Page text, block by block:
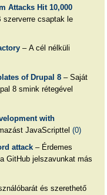
Attacks Hit 10,000
csaptak le
– A cél nélküli
of Drupal 8– Saját
8 smink rétegével
with
JavaScripttel (0)
attack– Érdemes
GitHub jelszavunkat más
és szerethető